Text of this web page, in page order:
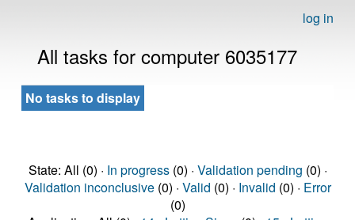
log in
All tasks for computer 6035177
No tasks to display
State: All (0) · In progress(0) · Validation pending (0) ·
Validation inconclusive(0) · Valid (0) · Invalid (0) · Error
(0)